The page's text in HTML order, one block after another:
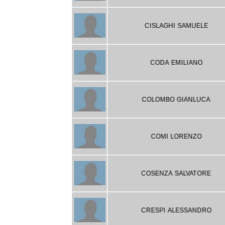
CISLAGHI SAMUELE
CODA EMILIANO
COLOMBO GIANLUCA
COMI LORENZO
COSENZA SALVATORE
CRESPI ALESSANDRO